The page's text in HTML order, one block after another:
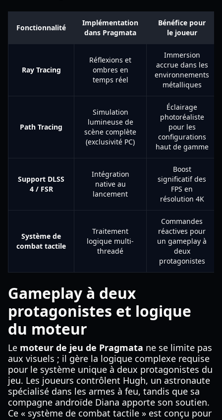
Fonctionnalité
Implémentation
dans Pragmata
Bénéfice pour
le joueur
Ray Tracing
Réflexions et
ombres en
temps réel
Immersion
accrue dans les
environnements
métalliques
Path Tracing
Simulation
lumineuse de
scène complète
(exclusivité PC)
Éclairage
photoréaliste
pour les
configurations
haut de gamme
Support DLSS
4 / FSR
Intégration
native au
lancement
Boost
significatif des
FPS en
résolution 4K
Système de
combat tactile
Traitement
logique multi-
threadé
Commandes
réactives pour
un gameplay à
deux
protagonistes
Gameplay à deux
protagonistes et logique
du moteur
Le moteur de jeu de Pragmata ne se limite pas
aux visuels ; il gère la logique complexe requise
pour le système unique à deux protagonistes du
jeu. Les joueurs contrôlent Hugh, un astronaute
spécialisé dans les armes à feu, tandis que sa
compagne androïde Diana apporte son soutien.
Ce « système de combat tactile » est conçu pour